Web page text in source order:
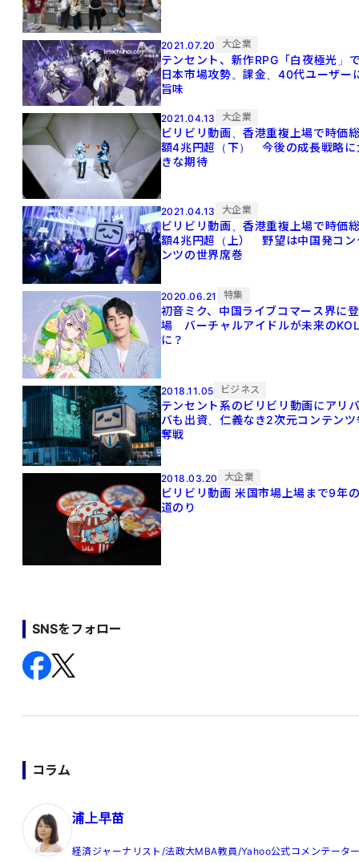
2021.07.20 大企業
テンセント、新作RPG「白夜極光」
日本市場攻勢。課金、40代ユーザー
旨味
2021.04.13 大企業
ビリビリ動画、香港重複上場で時価
額4兆円超（下） 今後の成長戦略に
きな期待
2021.04.13 大企業
ビリビリ動画、香港重複上場で時価
額4兆円超（上） 野望は中国発コン
ンツの世界席巻
2020.06.21 特集
初音ミク、中国ライブコマース界に登
場 バーチャルアイドルが未来の
に？
2018.11.05 ビジネス
テンセント系のビリビリ動画にアリ
バも出資、仁義なき2次元コンテンツ
奪戦
2018.03.20 大企業
ビリビリ動画 米国市場上場まで9年
道のり
SNSをフォロー
コラム
浦上早苗
経済ジャーナリスト/法政大MBA教員/Yahoo公式コメンテータ